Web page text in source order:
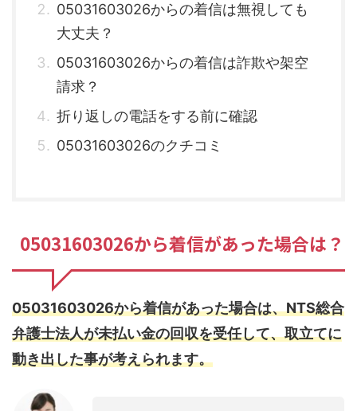
05031603026からの着信は無視しても
大丈夫？
05031603026からの着信は詐欺や架空
請求？
折り返しの電話をする前に確認
05031603026のクチコミ
05031603026から着信があった場合は？
05031603026から着信があった場合は、NTS総合
弁護士法人が未払い金の回収を受任して、取立てに
動き出した事が考えられます。